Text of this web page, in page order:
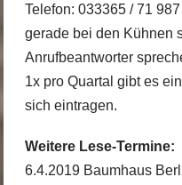
Telefon: 033365 / 71
gerade bei den Kühnen
Anrufbeantworter
1x pro Quartal gibt es
sich eintragen.
Weitere Lese-Termine:
6.4.2019 Baumhaus